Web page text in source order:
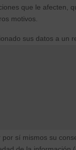
que le afecten,
motivos.
sus datos a un
sí mismos su